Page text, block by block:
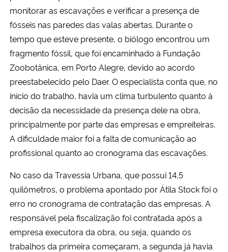
monitorar as escavações e verificar a presença de
fósseis nas paredes das valas abertas. Durante o
tempo que esteve presente, o biólogo encontrou um
fragmento fóssil, que foi encaminhado à Fundação
Zoobotânica, em Porto Alegre, devido ao acordo
preestabelecido pelo Daer. O especialista conta que, no
início do trabalho, havia um clima turbulento quanto à
decisão da necessidade da presença dele na obra,
principalmente por parte das empresas e empreiteiras.
A dificuldade maior foi a falta de comunicação ao
profissional quanto ao cronograma das escavações.
No caso da Travessia Urbana, que possui 14,5
quilômetros, o problema apontado por Átila Stock foi o
erro no cronograma de contratação das empresas. A
responsável pela fiscalização foi contratada após a
empresa executora da obra, ou seja, quando os
trabalhos da primeira começaram, a segunda já havia